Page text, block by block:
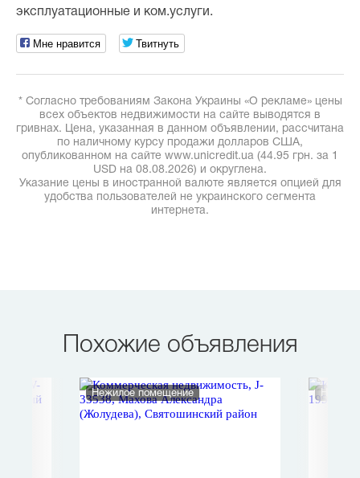
эксплуатационные и ком.услуги.
Мне нравится Твитнуть
* Согласно требованиям Закона Украины «О рекламе» цены
всех объектов недвижимости на сайте выводятся в
гривнах. Цена, указанная в данном объявлении, рассчитана
по наличному курсу продажи долларов США,
опубликованном на сайте www.unicredit.ua (44.95 грн. за 1
USD на 08.08.2026) и округлена.
Указание цены в иностранной валюте является опцией для
удобства пользователей не украинского сегмента
интернета.
Похожие объявления
Нежилое помещение